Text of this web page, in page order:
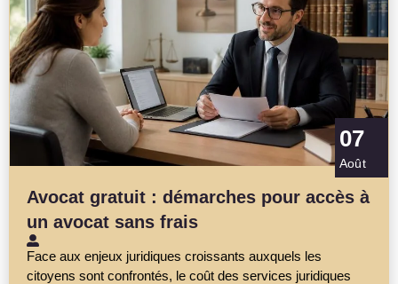
07
Août
Avocat gratuit : démarches pour accès à
un avocat sans frais
Face aux enjeux juridiques croissants auxquels les
citoyens sont confrontés, le coût des services juridiques